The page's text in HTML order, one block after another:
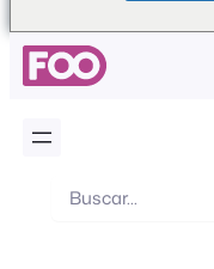
Buscar